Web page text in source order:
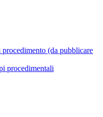
(da pubblicare
procedimentali